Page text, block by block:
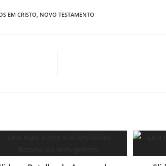
EM CRISTO NOVO TESTAMENTO